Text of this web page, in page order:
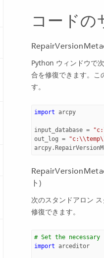
コードの
Python ウィンドウで
合を修復できます。
す。
import arcpy
input_database = "c:
out_log = "c:\\temp
arcpy.
ト)
次のスタンドアロン
修復できます。
# Set the necessary
import arceditor